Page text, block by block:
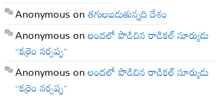
Anonymous onతగులబడుతున్నది దేశం
Anonymous onలందలో పొడిచిన రాడికల్ సూర్యుడు
“కర్రెం నర్సప్ప”
Anonymous onలందలో పొడిచిన రాడికల్ సూర్యుడు
“కర్రెం నర్సప్ప”